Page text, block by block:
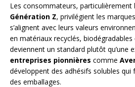
Les consommateurs, particulièrement
Génération Z, privilégient les
s’alignent avec leurs valeurs
en matériaux recyclés,
deviennent un standard plutôt qu’une
entreprises pionnières comme
développent des adhésifs solubles qui
des emballages.